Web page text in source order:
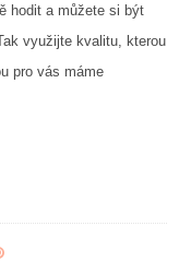
hodit a můžete si být
využijte kvalitu, kterou
pro vás máme